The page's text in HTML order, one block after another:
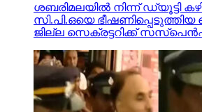
ശബരിമലയില്‍ നിന്ന് ഡ്യൂട്ടി
സി.പി.ഒയെ
ജില്ല സെക്രട്ടറിക്ക്